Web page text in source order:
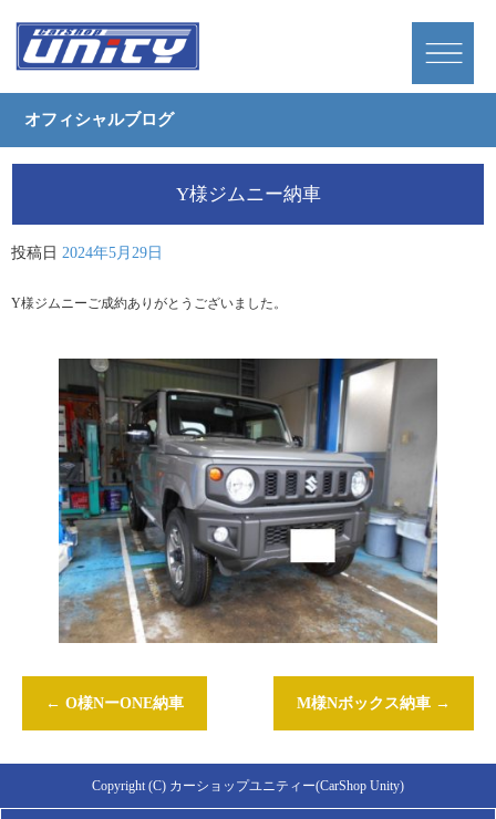
オフィシャルブログ
Y様ジムニー納車
投稿日 2024年5月29日
Y様ジムニーご成約ありがとうございました。
← O様NーONE納車 M様Nボックス納車 →
Copyright (C) カーショップユニティー(CarShop Unity)